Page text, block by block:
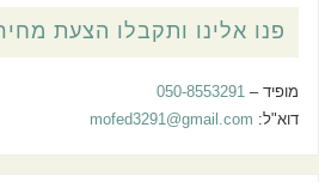
פנו אלינו ותקבלו הצעת
מופיד –050-8553291
דוא"ל: mofed3291@gmail.com